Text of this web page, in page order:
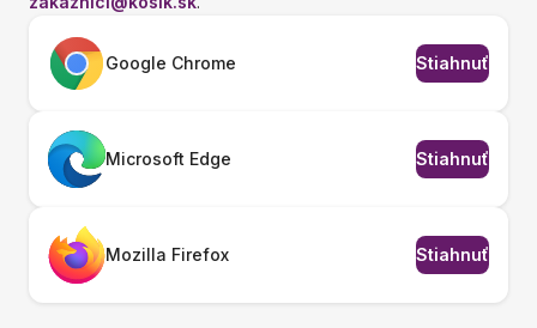
Google Chrome Stiahnuť
Microsoft Edge Stiahnuť
Mozilla Firefox Stiahnuť